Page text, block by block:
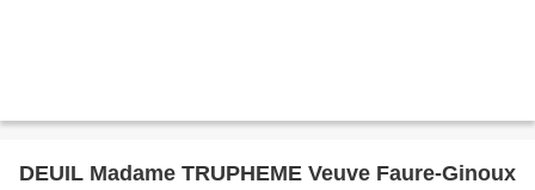
DEUIL Madame TRUPHEME Veuve Faure-Ginoux